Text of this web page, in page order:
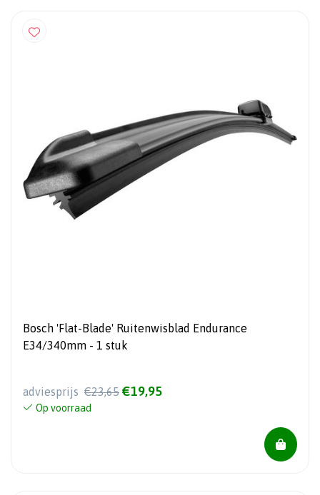
Bosch 'Flat-Blade' Ruitenwisblad Endurance
E34/340mm - 1 stuk
adviesprijs €23,65 €19,95
Op voorraad